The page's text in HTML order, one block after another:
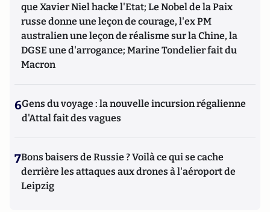
que Xavier Niel hacke l'Etat; Le Nobel de la Paix
russe donne une leçon de courage, l'ex PM
australien une leçon de réalisme sur la Chine, la
DGSE une d'arrogance; Marine Tondelier fait du
Macron
6Gens du voyage : la nouvelle incursion régalienne
d'Attal fait des vagues
7Bons baisers de Russie ? Voilà ce qui se cache
derrière les attaques aux drones à l'aéroport de
Leipzig